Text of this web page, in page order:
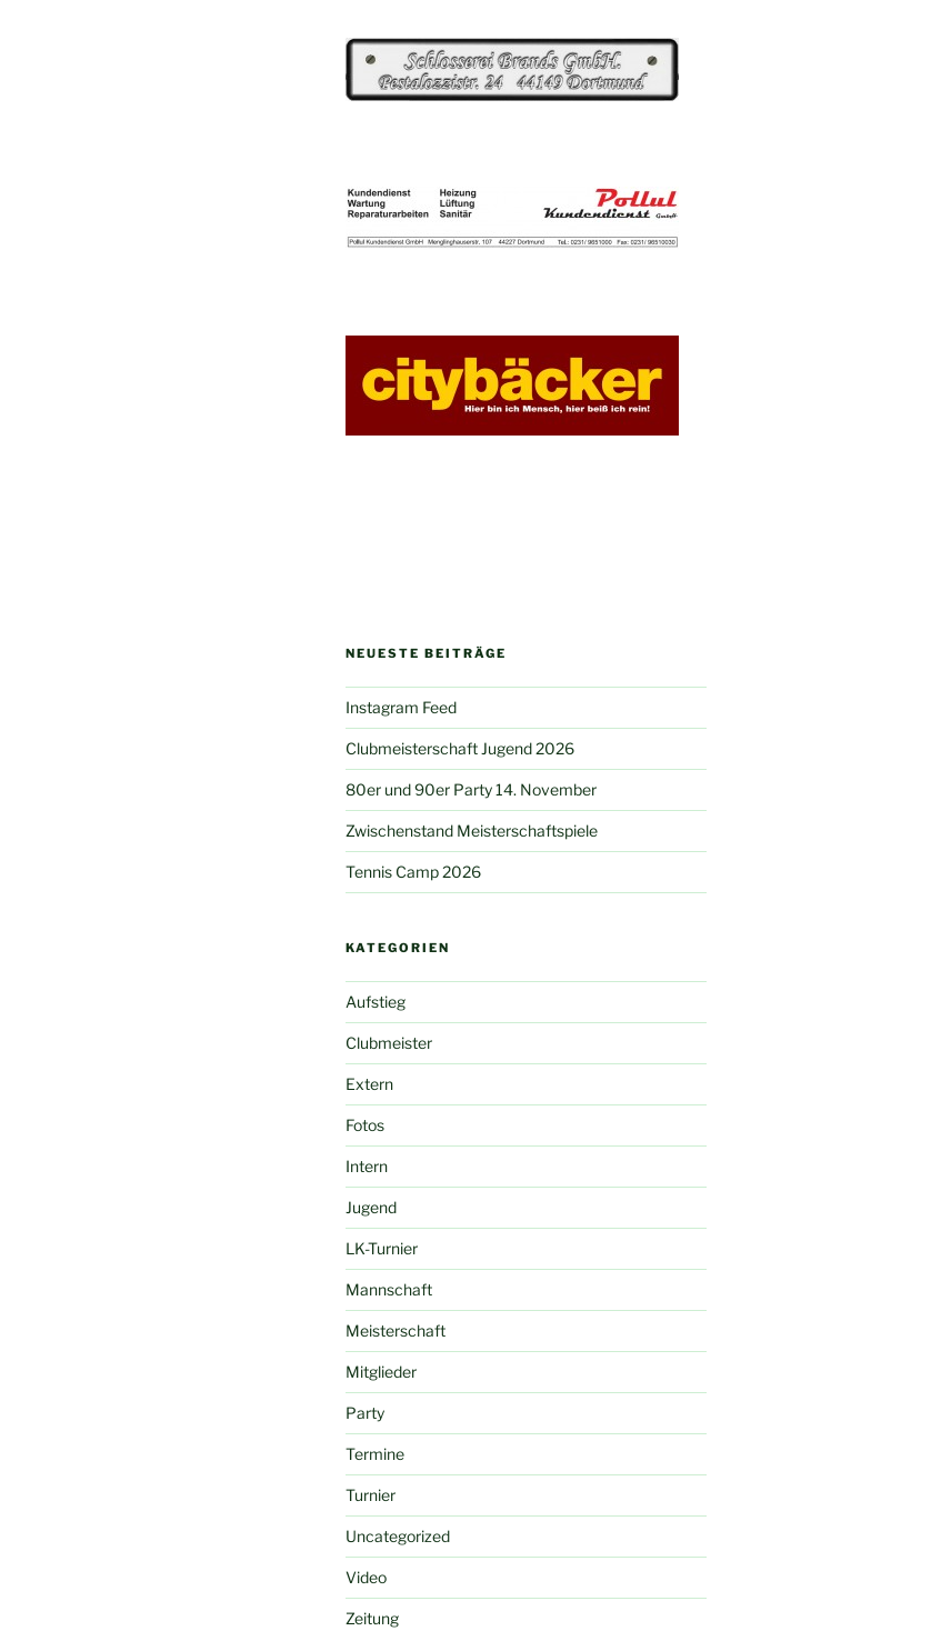
NEUESTE BEITRÄGE
Instagram Feed
Clubmeisterschaft Jugend 2026
80er und 90er Party 14. November
Zwischenstand Meisterschaftspiele
Tennis Camp 2026
KATEGORIEN
Aufstieg
Clubmeister
Extern
Fotos
Intern
Jugend
LK-Turnier
Mannschaft
Meisterschaft
Mitglieder
Party
Termine
Turnier
Uncategorized
Video
Zeitung